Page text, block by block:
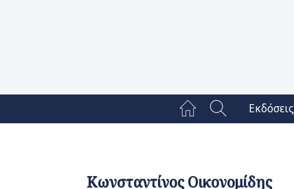
Εκδόσεις
Κωνσταντίνος Οικονομίδης